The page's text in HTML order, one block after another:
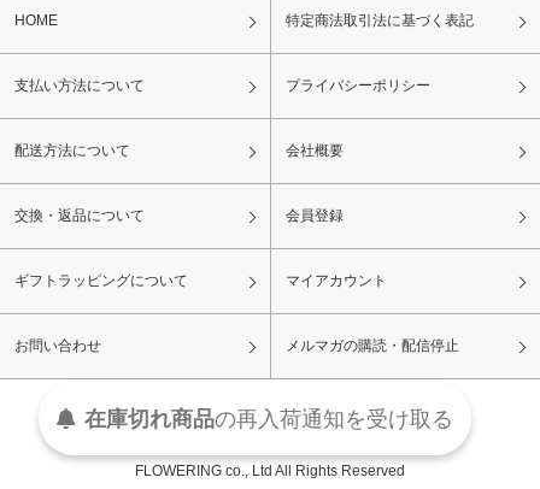
HOME 特定商法取引法に基づく表記
支払い方法について プライバシーポリシー
配送方法について 会社概要
交換・返品について 会員登録
ギフトラッピングについて マイアカウント
お問い合わせ メルマガの購読・配信停止
FLOWERING co., Ltd All Rights Reserved
在庫切れ商品の再入荷通知を受け取る